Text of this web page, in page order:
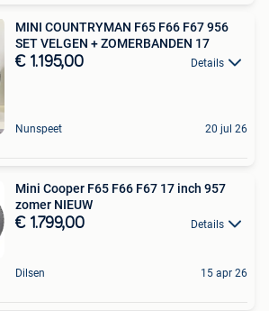
MINI COUNTRYMAN F65 F66 F67 956
SET VELGEN + ZOMERBANDEN 17
€ 1.195,00 Details
Nunspeet 20 jul 26
Mini Cooper F65 F66 F67 17 inch 957
zomer NIEUW
€ 1.799,00 Details
Dilsen 15 apr 26